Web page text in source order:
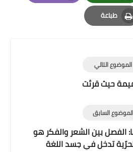
Whatsapp
Email
طباعة
Print
الموضوع التالي
حيث قرئت
الموضوع السابق
الفصل بين الشعر والفكر هو
تدخل في جسد اللغة